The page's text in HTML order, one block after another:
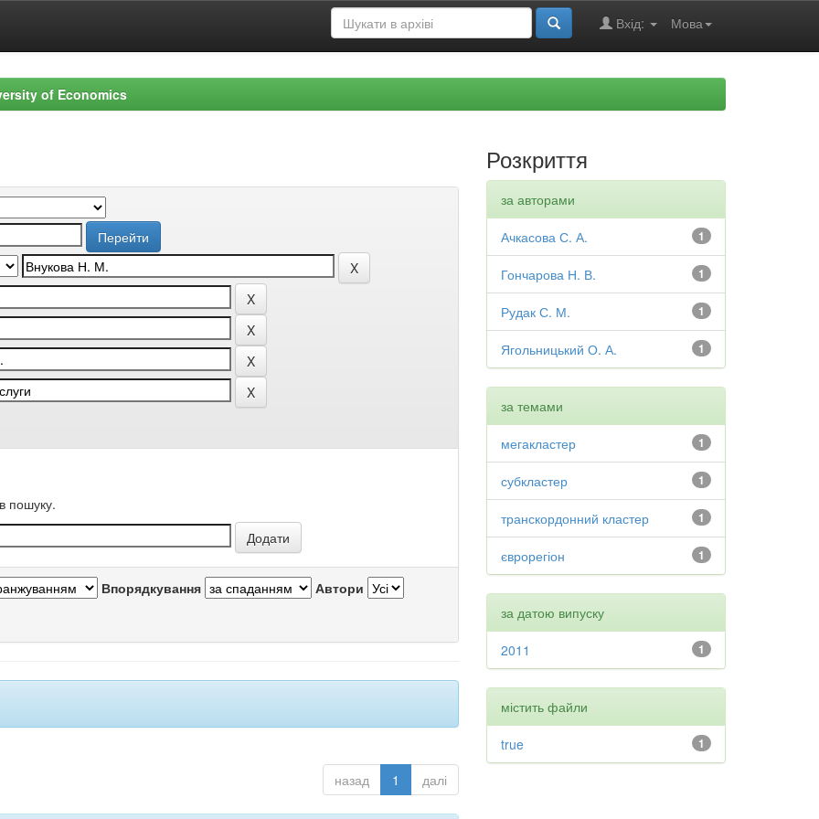
Мова
Вхід:
of Economics
пошуку.
Впорядкування Автори
назад 1 далі
Розкриття
за авторами
1
Ачкасова С. А.
1
Гончарова Н. В.
1
Рудак С. М.
1
Ягольницький О. А.
за темами
1
мегакластер
1
субкластер
1
транскордонний кластер
1
єврорегіон
за датою випуску
1
2011
містить файли
1
true